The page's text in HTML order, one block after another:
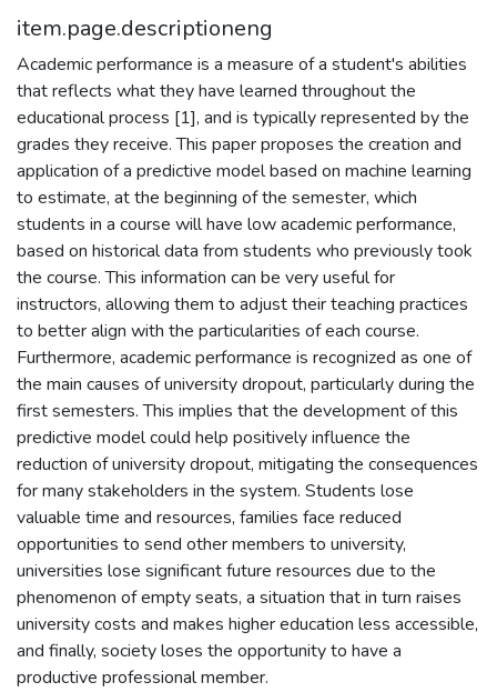
item.page.descriptioneng
Academic performance is a measure of a student's abilities
that reflects what they have learned throughout the
educational process [1], and is typically represented by the
grades they receive. This paper proposes the creation and
application of a predictive model based on machine learning
to estimate, at the beginning of the semester, which
students in a course will have low academic performance,
based on historical data from students who previously took
the course. This information can be very useful for
instructors, allowing them to adjust their teaching practices
to better align with the particularities of each course.
Furthermore, academic performance is recognized as one of
the main causes of university dropout, particularly during the
first semesters. This implies that the development of this
predictive model could help positively influence the
reduction of university dropout, mitigating the consequences
for many stakeholders in the system. Students lose
valuable time and resources, families face reduced
opportunities to send other members to university,
universities lose significant future resources due to the
phenomenon of empty seats, a situation that in turn raises
university costs and makes higher education less accessible,
and finally, society loses the opportunity to have a
productive professional member.